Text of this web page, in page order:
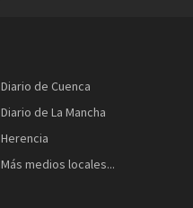
Diario de Cuenca
Diario de La Mancha
Herencia
Más medios locales...